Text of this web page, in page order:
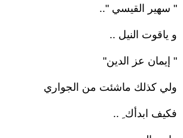
" سهير القيسي "..
و ياقوت النيل ..
" إيمان عز الدين"
ولي كذلك ماشئت من الجواري
فكيف ابدأك ِ ..